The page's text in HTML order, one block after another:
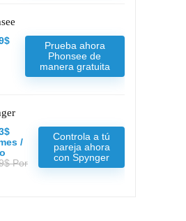
Prueba ahora
Phonsee de
manera gratuita
/
Por
Controla a tú
pareja ahora
con Spynger